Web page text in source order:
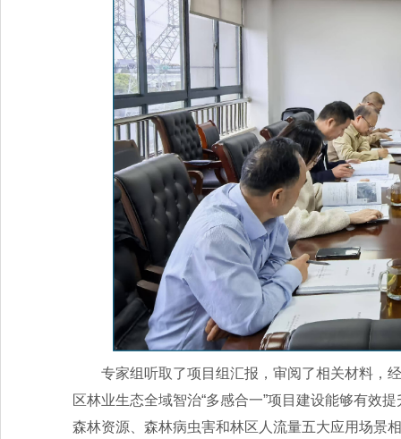
专家组听取了项目组汇报，审阅了相关材料，
区林业生态全域智治“多感合一”项目建设能够有效
森林资源、森林病虫害和林区人流量五大应用场景